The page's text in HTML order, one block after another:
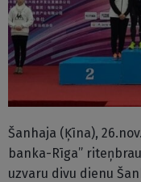
Šanhaja (Ķīna),
banka-Rīga”
uzvaru divu dienu